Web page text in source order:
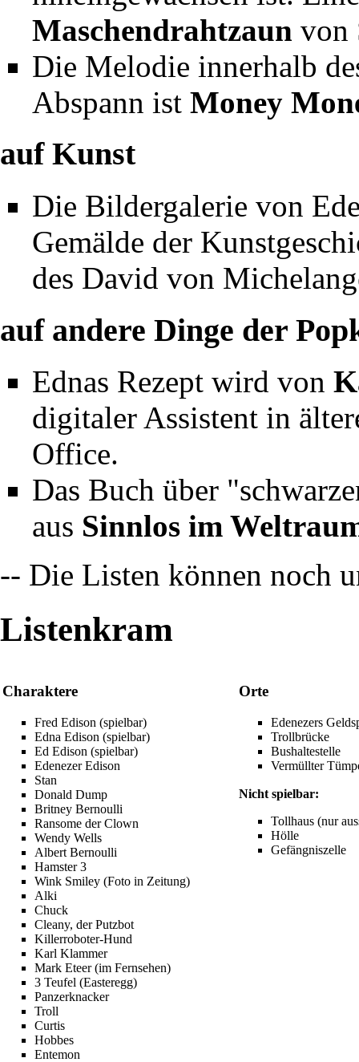
Maschendrahtzaun von
Die Melodie innerhalb
Abspann ist Money
auf Kunst
Die Bildergalerie von
Gemälde der
des David von
auf andere Dinge der
Ednas Rezept wird von
digitaler Assistent in
Office.
Das Buch über
aus Sinnlos im
-- Die Listen können noch
Listenkram
Charaktere
Fred Edison (spielbar)
Edna Edison (spielbar)
Ed Edison (spielbar)
Edenezer Edison
Stan
Donald Dump
Britney Bernoulli
Ransome der Clown
Wendy Wells
Albert Bernoulli
Hamster 3
Wink Smiley (Foto in Zeitung)
Alki
Chuck
Cleany, der Putzbot
Killerroboter-Hund
Karl Klammer
Mark Eteer(im Fernsehen)
3 Teufel (Easteregg)
Panzerknacker
Troll
Curtis
Hobbes
Entemon
Orte
Edenezers
Trollbrücke
Bushaltestelle
Vermüllter
Nicht spielbar:
Tollhaus (nur
Hölle
Gefängniszelle